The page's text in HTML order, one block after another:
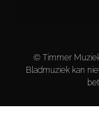
© Timmer
Bladmuziek kan